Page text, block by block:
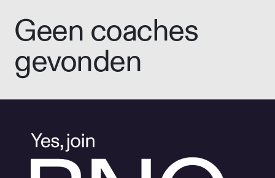
Geen coaches
gevonden